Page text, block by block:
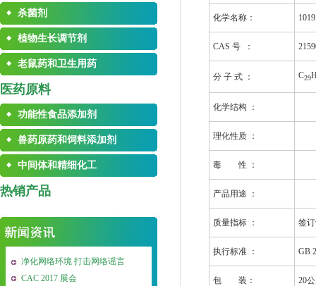
杀菌剂
植物生长调节剂
老鼠药和卫生用药
医药原料
功能性食品添加剂
兽药原药和饲料添加剂
中间体和精细化工
热销产品
净化网络环境 打击网络谣言
CAC 2017 展会
化学名称：
CAS 号 ：
分 子 式 ： C29
化学结构 ：
理化性质 ：
毒 性 ：
产品用途 ：
质量指标 ： 签
执行标准 ： GB
包 装： 20